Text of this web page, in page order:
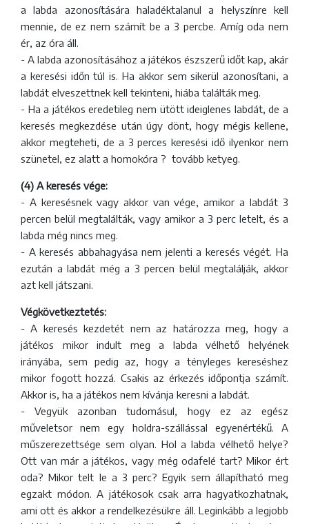
a labda azonosítására haladéktalanul a helyszínre kell
mennie, de ez nem számít be a 3 percbe. Amíg oda nem
ér, az óra áll.
- A labda azonosításához a játékos észszerű időt kap, akár
a keresési időn túl is. Ha akkor sem sikerül azonosítani, a
labdát elveszettnek kell tekinteni, hiába találták meg.
- Ha a játékos eredetileg nem ütött ideiglenes labdát, de a
keresés megkezdése után úgy dönt, hogy mégis kellene,
akkor megteheti, de a 3 perces keresési idő ilyenkor nem
szünetel, ez alatt a homokóra ? tovább ketyeg.
(4) A keresés vége:
- A keresésnek vagy akkor van vége, amikor a labdát 3
percen belül megtalálták, vagy amikor a 3 perc letelt, és a
labda még nincs meg.
- A keresés abbahagyása nem jelenti a keresés végét. Ha
ezután a labdát még a 3 percen belül megtalálják, akkor
azt kell játszani.
Végkövetkeztetés:
- A keresés kezdetét nem az határozza meg, hogy a
játékos mikor indult meg a labda vélhető helyének
irányába, sem pedig az, hogy a tényleges kereséshez
mikor fogott hozzá. Csakis az érkezés időpontja számít.
Akkor is, ha a játékos nem kívánja keresni a labdát.
- Vegyük azonban tudomásul, hogy ez az egész
műveletsor nem egy holdra-szállással egyenértékű. A
műszerezettsége sem olyan. Hol a labda vélhető helye?
Ott van már a játékos, vagy még odafelé tart? Mikor ért
oda? Mikor telt le a 3 perc? Egyik sem állapítható meg
egzakt módon. A játékosok csak arra hagyatkozhatnak,
ami ott és akkor a rendelkezésükre áll. Leginkább a legjobb